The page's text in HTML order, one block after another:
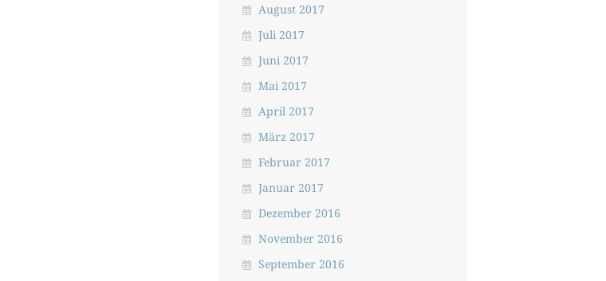
August 2017
Juli 2017
Juni 2017
Mai 2017
April 2017
März 2017
Februar 2017
Januar 2017
Dezember 2016
November 2016
September 2016